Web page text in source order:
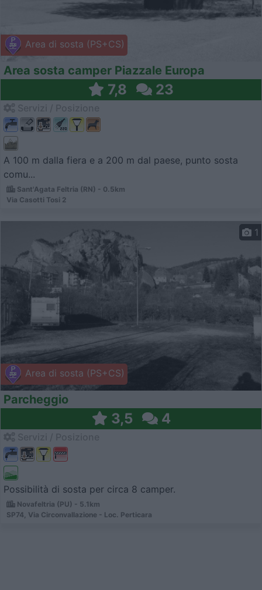
Area di sosta (PS+CS)
Area sosta camper Piazzale Europa
7,8 23
A 100 m dalla fiera e a 200 m dal paese, punto sosta
comu...
Sant'Agata Feltria (RN) - 0.5km
Via Casotti Tosi 2
Area di sosta (PS+CS)
1
Parcheggio
3,5 4
Possibilità di sosta per circa 8 camper.
Novafeltria (PU) - 5.1km
SP74, Via Circonvallazione - Loc. Perticara